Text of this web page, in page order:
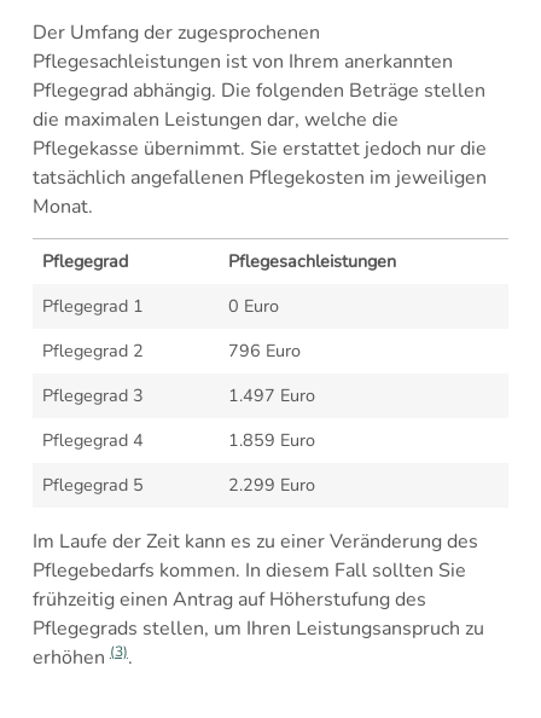
Der Umfang der zugesprochenen
Pflegesachleistungen ist von Ihrem anerkannten
Pflegegrad abhängig. Die folgenden Beträge stellen
die maximalen Leistungen dar, welche die
Pflegekasse übernimmt. Sie erstattet jedoch nur die
tatsächlich angefallenen Pflegekosten im jeweiligen
Monat.
Pflegegrad
Pflegesachleistungen
Pflegegrad 1
0 Euro
Pflegegrad 2
796 Euro
Pflegegrad 3
1.497 Euro
Pflegegrad 4
1.859 Euro
Pflegegrad 5
2.299 Euro
Im Laufe der Zeit kann es zu einer Veränderung des
Pflegebedarfs kommen. In diesem Fall sollten Sie
frühzeitig einen Antrag auf Höherstufung des
Pflegegrads stellen, um Ihren Leistungsanspruch zu
erhöhen(3).